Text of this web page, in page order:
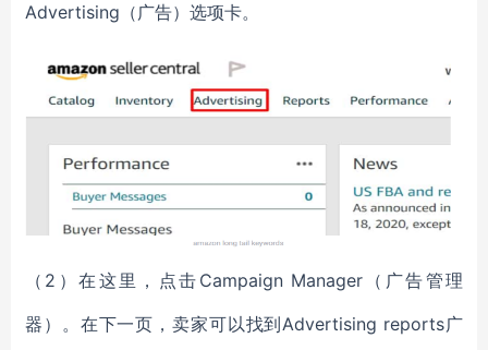
Advertising（广告）选项卡。
（2）在这里，点击Campaign Manager（广告管理
器）。在下一页，卖家可以找到Advertising reports广